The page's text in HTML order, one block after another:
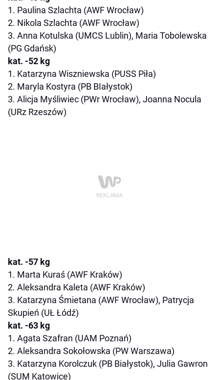
1. Paulina Szlachta (AWF Wrocław)
2. Nikola Szlachta (AWF Wrocław)
3. Anna Kotulska (UMCS Lublin), Maria Tobolewska
(PG Gdańsk)
kat. -52 kg
1. Katarzyna Wiszniewska (PUSS Piła)
2. Maryla Kostyra (PB BIałystok)
3. Alicja Myśliwiec (PWr Wrocław), Joanna Nocula
(URz Rzeszów)
kat. -57 kg
1. Marta Kuraś (AWF Kraków)
2. Aleksandra Kaleta (AWF Kraków)
3. Katarzyna Śmietana (AWF Wrocław), Patrycja
Skupień (UŁ Łódź)
kat. -63 kg
1. Agata Szafran (UAM Poznań)
2. Aleksandra Sokołowska (PW Warszawa)
3. Katarzyna Korolczuk (PB Białystok), Julia Gawron
(SUM Katowice)